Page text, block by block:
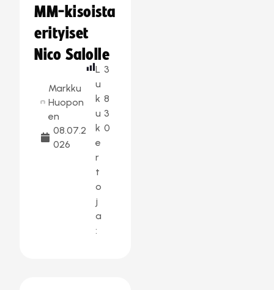
MM-kisoista
erityiset
Nico Salolle
Markku
Huopon
en
08.07.2
026
L
u
k
u
k
e
r
t
o
j
a
:
3
8
3
0